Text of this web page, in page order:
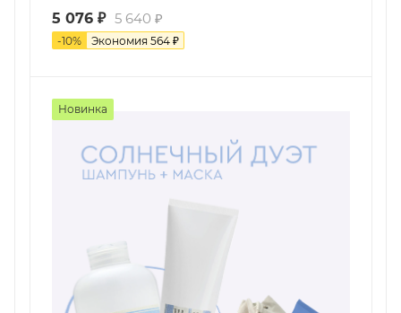
5 076 ₽ 5 640 ₽
-10% Экономия 564 ₽
Новинка